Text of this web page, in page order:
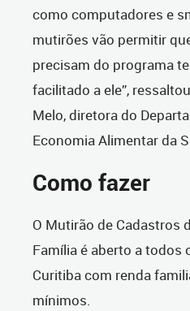
como computadores e
mutirões vão permitir
precisam do programa
facilitado a ele”,
Melo, diretora do
Economia Alimentar da
Como fazer
O Mutirão de Cadastros
Família é aberto a todos
Curitiba com renda
mínimos.